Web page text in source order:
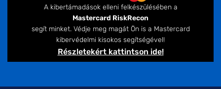
A kibertámadások elleni felkészülésében a
Mastercard RiskRecon
segít minket. Védje meg magát Ön is a Mastercard
kibervédelmi kisokos segítségével!
Részletekért kattintson ide!